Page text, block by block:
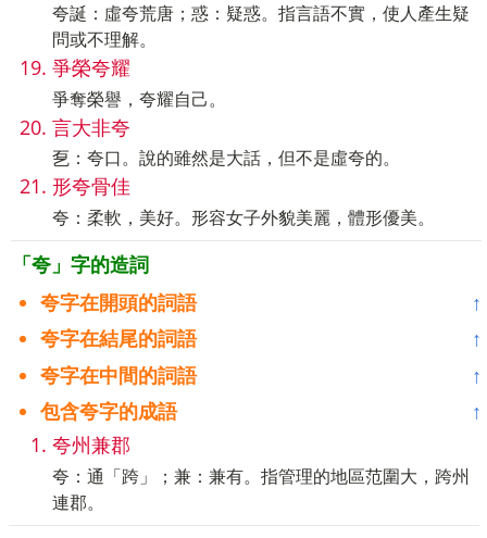
夸誕：虛夸荒唐；惑：疑惑。指言語不實，使人產生疑
問或不理解。
爭榮夸耀
爭奪榮譽，夸耀自己。
言大非夸
乭：夸口。說的雖然是大話，但不是虛夸的。
形夸骨佳
夸：柔軟，美好。形容女子外貌美麗，體形優美。
「夸」字的造詞
夸字在開頭的詞語
↑
夸字在結尾的詞語
↑
夸字在中間的詞語
↑
包含夸字的成語
↑
夸州兼郡
夸：通「跨」；兼：兼有。指管理的地區范圍大，跨州
連郡。